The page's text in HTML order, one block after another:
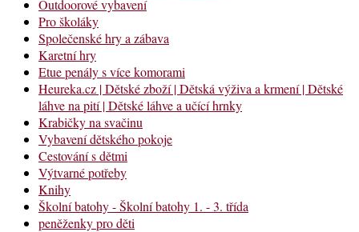
Outdoorové vybavení
Pro školáky
Společenské hry a zábava
Karetní hry
Etue penály s více komorami
Heureka.cz | Dětské zboží | Dětská výživa a krmení | Dětské
láhve na pití | Dětské láhve a učící hrnky
Krabičky na svačinu
Vybavení dětského pokoje
Cestování s dětmi
Výtvarné potřeby
Knihy
Školní batohy - Školní batohy 1. - 3. třída
peněženky pro děti